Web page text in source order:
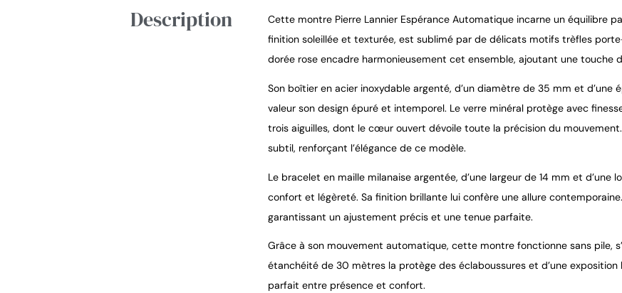
Description
Cette montre Pierre Lannier Espérance Automatique incarne un équilibre
finition soleillée et texturée, est sublimé par de délicats motifs trèfles
dorée rose encadre harmonieusement cet ensemble, ajoutant une
Son boîtier en acier inoxydable argenté, d’un diamètre de 35 mm et
valeur son design épuré et intemporel. Le verre minéral protège avec
trois aiguilles, dont le cœur ouvert dévoile toute la précision du
subtil, renforçant l’élégance de ce modèle.
Le bracelet en maille milanaise argentée, d’une largeur de 14 mm et
confort et légèreté. Sa finition brillante lui confère une allure
garantissant un ajustement précis et une tenue parfaite.
Grâce à son mouvement automatique, cette montre fonctionne sans pile,
étanchéité de 30 mètres la protège des éclaboussures et d’une exposition
parfait entre présence et confort.